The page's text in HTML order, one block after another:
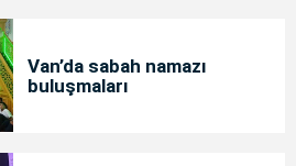
Van’da sabah namazı
buluşmaları